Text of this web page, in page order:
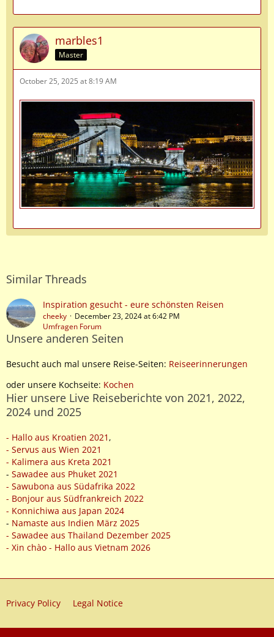
marbles1
Master
October 25, 2025 at 8:19 AM
Similar Threads
Inspiration gesucht - eure schönsten Reisen
cheeky
December 23, 2024 at 6:42 PM
Umfragen Forum
Unsere anderen Seiten
Besucht auch mal unsere Reise-Seiten: Reiseerinnerungen
oder unsere Kochseite: Kochen
Hier unsere Live Reiseberichte von 2021, 2022,
2024 und 2025
- Hallo aus Kroatien 2021 ,
- Servus aus Wien 2021
- Kalimera aus Kreta 2021
- Sawadee aus Phuket 2021
- Sawubona aus Südafrika 2022
- Bonjour aus Südfrankreich 2022
- Konnichiwa aus Japan 2024
- Namaste aus Indien März 2025
- Sawadee aus Thailand Dezember 2025
- Xin chào - Hallo aus Vietnam 2026
Privacy Policy Legal Notice